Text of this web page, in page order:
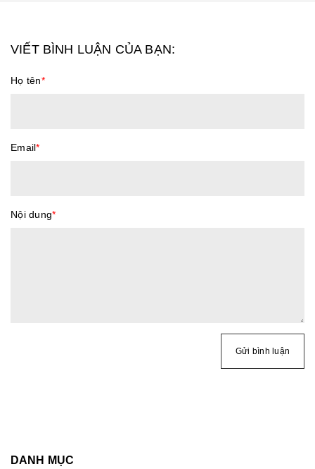
VIẾT BÌNH LUẬN CỦA BẠN:
Họ tên*
Email*
Nội dung*
Gửi bình luận
DANH MỤC